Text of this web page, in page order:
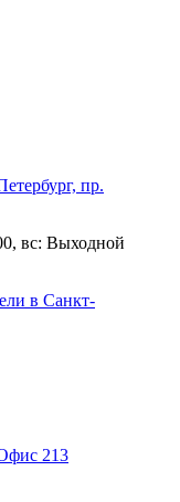
пр.
вс: Выходной
213